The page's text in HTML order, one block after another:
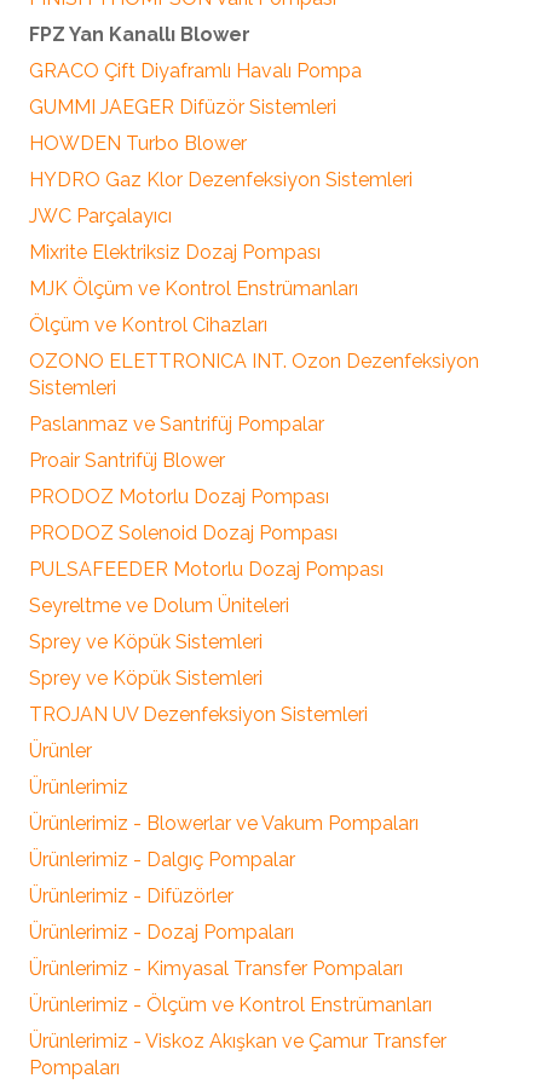
FPZ Yan Kanallı Blower
GRACO Çift Diyaframlı Havalı Pompa
GUMMI JAEGER Difüzör Sistemleri
HOWDEN Turbo Blower
HYDRO Gaz Klor Dezenfeksiyon Sistemleri
JWC Parçalayıcı
Mixrite Elektriksiz Dozaj Pompası
MJK Ölçüm ve Kontrol Enstrümanları
Ölçüm ve Kontrol Cihazları
OZONO ELETTRONICA INT. Ozon Dezenfeksiyon
Sistemleri
Paslanmaz ve Santrifüj Pompalar
Proair Santrifüj Blower
PRODOZ Motorlu Dozaj Pompası
PRODOZ Solenoid Dozaj Pompası
PULSAFEEDER Motorlu Dozaj Pompası
Seyreltme ve Dolum Üniteleri
Sprey ve Köpük Sistemleri
Sprey ve Köpük Sistemleri
TROJAN UV Dezenfeksiyon Sistemleri
Ürünler
Ürünlerimiz
Ürünlerimiz - Blowerlar ve Vakum Pompaları
Ürünlerimiz - Dalgıç Pompalar
Ürünlerimiz - Difüzörler
Ürünlerimiz - Dozaj Pompaları
Ürünlerimiz - Kimyasal Transfer Pompaları
Ürünlerimiz - Ölçüm ve Kontrol Enstrümanları
Ürünlerimiz - Viskoz Akışkan ve Çamur Transfer
Pompaları